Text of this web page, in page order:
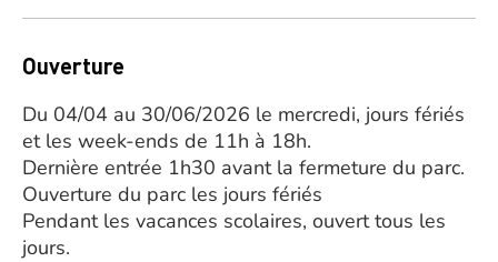
Ouverture
Du 04/04 au 30/06/2026 le mercredi, jours fériés
et les week-ends de 11h à 18h.
Dernière entrée 1h30 avant la fermeture du parc.
Ouverture du parc les jours fériés
Pendant les vacances scolaires, ouvert tous les
jours.